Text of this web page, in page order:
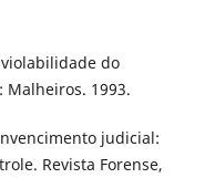
do
Malheiros. 1993.
judicial:
Revista Forense,